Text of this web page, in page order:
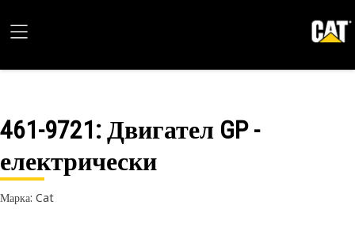
461-9721: Двигател GP -
електрически
Марка: Cat